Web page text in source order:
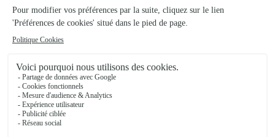
L’osmose
Isneauville
★★★ ★★4.2 (50)